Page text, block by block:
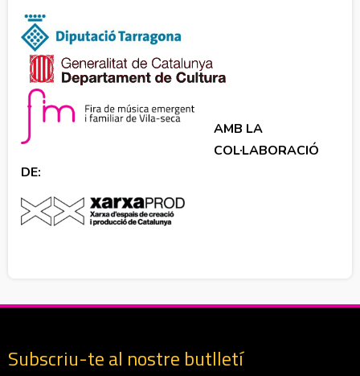
AMB LA
COL·LABORACIÓ
DE:
Subscriu-te al nostre butlletí